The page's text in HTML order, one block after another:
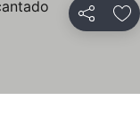
Partilhar